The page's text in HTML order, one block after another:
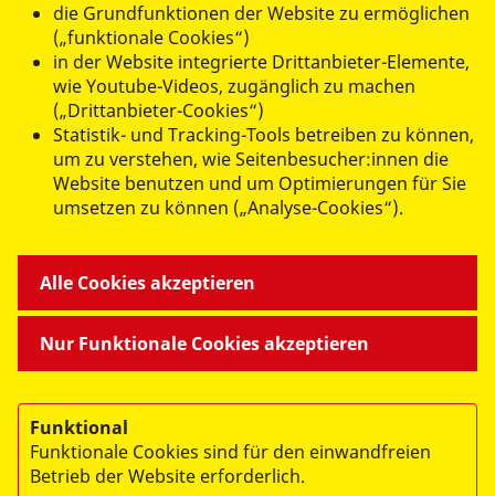
datenschutzkonform mitShariff
MITMACHEN & HELFEN
BESONDERE PROJEKTE
die Grundfunktionen der Website zu ermöglichen
(„funktionale Cookies“)
in der Website integrierte Drittanbieter-Elemente,
wie Youtube-Videos, zugänglich zu machen
(„Drittanbieter-Cookies“)
Statistik- und Tracking-Tools betreiben zu können,
um zu verstehen, wie Seitenbesucher:innen die
Website benutzen und um Optimierungen für Sie
umsetzen zu können („Analyse-Cookies“).
Nur Funktionale Cookies akzeptieren
Alle Cookies akzeptieren
Funktional
Funktionale Cookies sind für den einwandfreien
Betrieb der Website erforderlich.